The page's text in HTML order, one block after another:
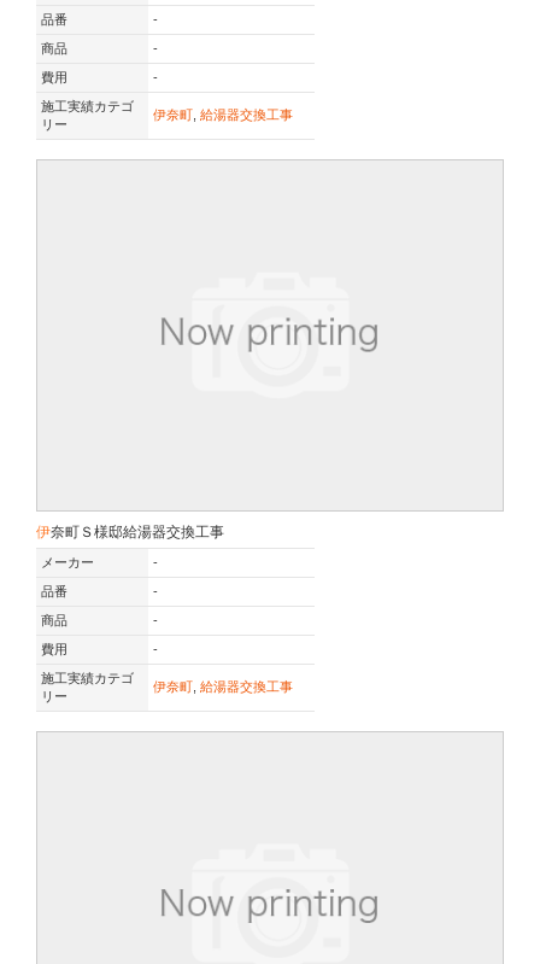
品番
-
商品
-
費用
-
施工実績カテゴ
リー
伊奈町, 給湯器交換工事
伊奈町Ｓ様邸給湯器交換工事
メーカー
-
品番
-
商品
-
費用
-
施工実績カテゴ
リー
伊奈町 給湯器交換工事